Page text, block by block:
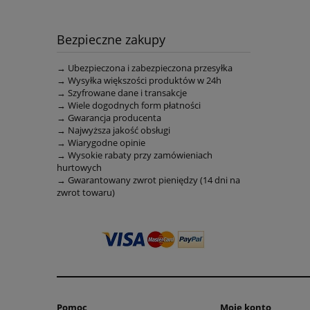
Bezpieczne zakupy
→ Ubezpieczona i zabezpieczona przesyłka
→ Wysyłka większości produktów w 24h
→ Szyfrowane dane i transakcje
→ Wiele dogodnych form płatności
→ Gwarancja producenta
→ Najwyższa jakość obsługi
→ Wiarygodne opinie
→ Wysokie rabaty przy zamówieniach
hurtowych
→ Gwarantowany zwrot pieniędzy (14 dni na
zwrot towaru)
Pomoc Moje konto